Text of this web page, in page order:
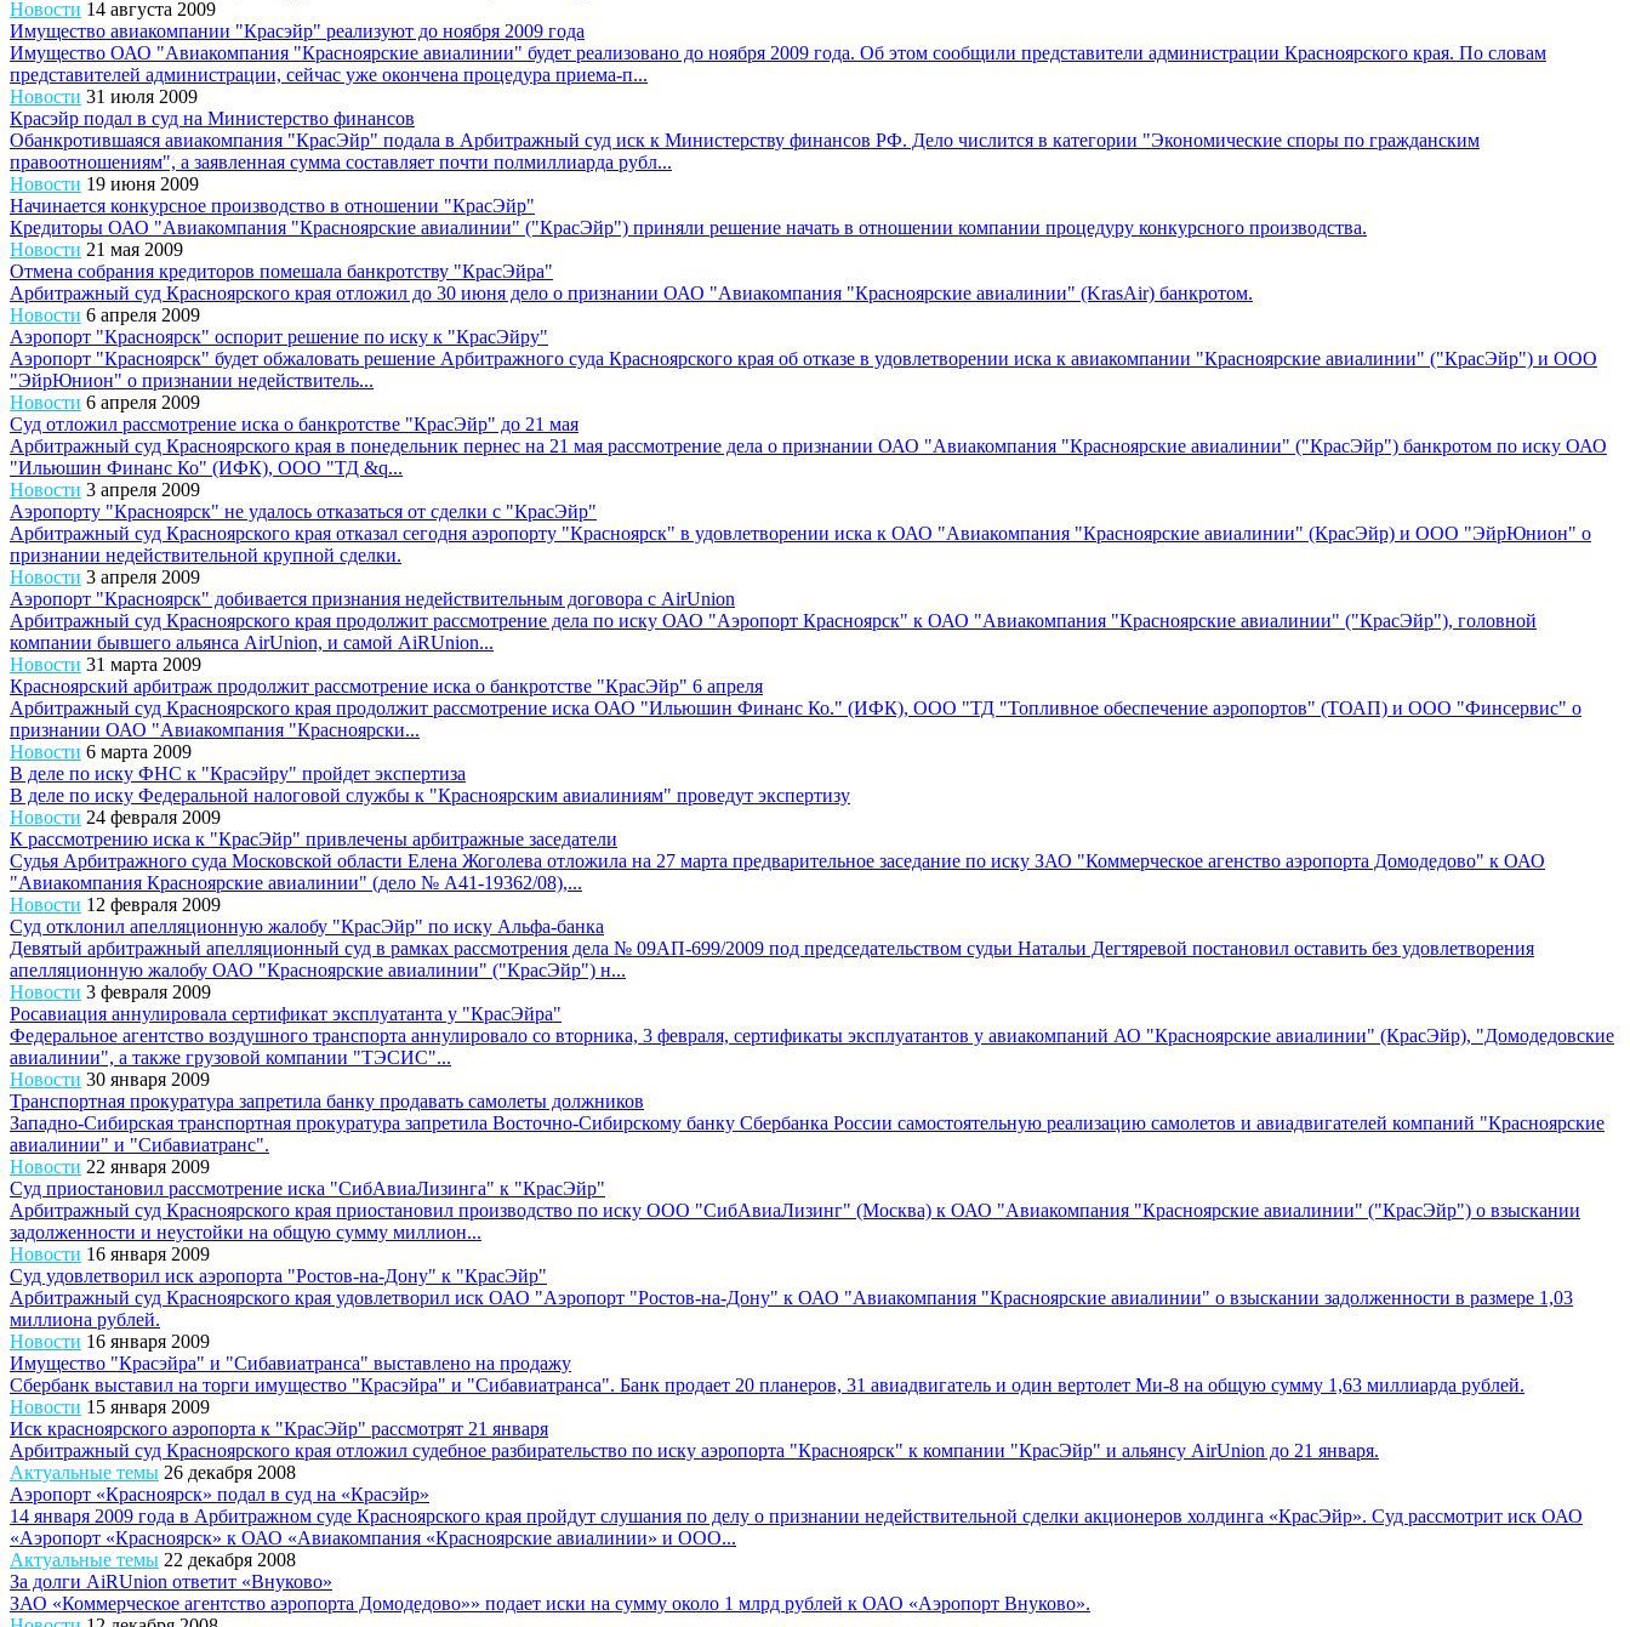
Новости 14 августа 2009
Имущество авиакомпании "Красэйр" реализуют до ноября 2009 года
Имущество ОАО "Авиакомпания "Красноярские авиалинии" будет реализовано до ноября 2009 года. Об этом сообщили представители администрации Красноярского края. По словам
представителей администрации, сейчас уже окончена процедура приема-п...
Новости 31 июля 2009
Красэйр подал в суд на Министерство финансов
Обанкротившаяся авиакомпания "КрасЭйр" подала в Арбитражный суд иск к Министерству финансов РФ. Дело числится в категории "Экономические споры по гражданским
правоотношениям", а заявленная сумма составляет почти полмиллиарда рубл...
Новости 19 июня 2009
Начинается конкурсное производство в отношении "КрасЭйр"
Кредиторы ОАО "Авиакомпания "Красноярские авиалинии" ("КрасЭйр") приняли решение начать в отношении компании процедуру конкурсного производства.
Новости 21 мая 2009
Отмена собрания кредиторов помешала банкротству "КрасЭйра"
Арбитражный суд Красноярского края отложил до 30 июня дело о признании ОАО "Авиакомпания "Красноярские авиалинии" (KrasAir) банкротом.
Новости 6 апреля 2009
Аэропорт "Красноярск" оспорит решение по иску к "КрасЭйру"
Аэропорт "Красноярск" будет обжаловать решение Арбитражного суда Красноярского края об отказе в удовлетворении иска к авиакомпании "Красноярские авиалинии" ("КрасЭйр") и ООО
"ЭйрЮнион" о признании недействитель...
Новости 6 апреля 2009
Суд отложил рассмотрение иска о банкротстве "КрасЭйр" до 21 мая
Арбитражный суд Красноярского края в понедельник пернес на 21 мая рассмотрение дела о признании ОАО "Авиакомпания "Красноярские авиалинии" ("КрасЭйр") банкротом по иску ОАО
"Ильюшин Финанс Ко" (ИФК), ООО "ТД &q...
Новости 3 апреля 2009
Аэропорту "Красноярск" не удалось отказаться от сделки с "КрасЭйр"
Арбитражный суд Красноярского края отказал сегодня аэропорту "Красноярск" в удовлетворении иска к ОАО "Авиакомпания "Красноярские авиалинии" (КрасЭйр) и ООО "ЭйрЮнион" о
признании недействительной крупной сделки.
Новости 3 апреля 2009
Аэропорт "Красноярск" добивается признания недействительным договора с AirUnion
Арбитражный суд Красноярского края продолжит рассмотрение дела по иску ОАО "Аэропорт Красноярск" к ОАО "Авиакомпания "Красноярские авиалинии" ("КрасЭйр"), головной
компании бывшего альянса AirUnion, и самой AiRUnion...
Новости 31 марта 2009
Красноярский арбитраж продолжит рассмотрение иска о банкротстве "КрасЭйр" 6 апреля
Арбитражный суд Красноярского края продолжит рассмотрение иска ОАО "Ильюшин Финанс Ко." (ИФК), ООО "ТД "Топливное обеспечение аэропортов" (ТОАП) и ООО "Финсервис" о
признании ОАО "Авиакомпания "Красноярски...
Новости 6 марта 2009
В деле по иску ФНС к "Красэйру" пройдет экспертиза
В деле по иску Федеральной налоговой службы к "Красноярским авиалиниям" проведут экспертизу
Новости 24 февраля 2009
К рассмотрению иска к "КрасЭйр" привлечены арбитражные заседатели
Судья Арбитражного суда Московской области Елена Жоголева отложила на 27 марта предварительное заседание по иску ЗАО "Коммерческое агенство аэропорта Домодедово" к ОАО
"Авиакомпания Красноярские авиалинии" (дело № А41-19362/08),...
Новости 12 февраля 2009
Суд отклонил апелляционную жалобу "КрасЭйр" по иску Альфа-банка
Девятый арбитражный апелляционный суд в рамках рассмотрения дела № 09АП-699/2009 под председательством судьи Натальи Дегтяревой постановил оставить без удовлетворения
апелляционную жалобу ОАО "Красноярские авиалинии" ("КрасЭйр") н...
Новости 3 февраля 2009
Росавиация аннулировала сертификат эксплуатанта у "КрасЭйра"
Федеральное агентство воздушного транспорта аннулировало со вторника, 3 февраля, сертификаты эксплуатантов у авиакомпаний АО "Красноярские авиалинии" (КрасЭйр), "Домодедовские
авиалинии", а также грузовой компании "ТЭСИС"...
Новости 30 января 2009
Транспортная прокуратура запретила банку продавать самолеты должников
Западно-Сибирская транспортная прокуратура запретила Восточно-Сибирскому банку Сбербанка России самостоятельную реализацию самолетов и авиадвигателей компаний "Красноярские
авиалинии" и "Сибавиатранс".
Новости 22 января 2009
Суд приостановил рассмотрение иска "СибАвиаЛизинга" к "КрасЭйр"
Арбитражный суд Красноярского края приостановил производство по иску ООО "СибАвиаЛизинг" (Москва) к ОАО "Авиакомпания "Красноярские авиалинии" ("КрасЭйр") о взыскании
задолженности и неустойки на общую сумму миллион...
Новости 16 января 2009
Суд удовлетворил иск аэропорта "Ростов-на-Дону" к "КрасЭйр"
Арбитражный суд Красноярского края удовлетворил иск ОАО "Аэропорт "Ростов-на-Дону" к ОАО "Авиакомпания "Красноярские авиалинии" о взыскании задолженности в размере 1,03
миллиона рублей.
Новости 16 января 2009
Имущество "Красэйра" и "Сибавиатранса" выставлено на продажу
Сбербанк выставил на торги имущество "Красэйра" и "Сибавиатранса". Банк продает 20 планеров, 31 авиадвигатель и один вертолет Ми-8 на общую сумму 1,63 миллиарда рублей.
Новости 15 января 2009
Иск красноярского аэропорта к "КрасЭйр" рассмотрят 21 января
Арбитражный суд Красноярского края отложил судебное разбирательство по иску аэропорта "Красноярск" к компании "КрасЭйр" и альянсу AirUnion до 21 января.
Актуальные темы 26 декабря 2008
Аэропорт «Красноярск» подал в суд на «Красэйр»
14 января 2009 года в Арбитражном суде Красноярского края пройдут слушания по делу о признании недействительной сделки акционеров холдинга «КрасЭйр». Суд рассмотрит иск ОАО
«Аэропорт «Красноярск» к ОАО «Авиакомпания «Красноярские авиалинии» и ООО...
Актуальные темы 22 декабря 2008
За долги AiRUnion ответит «Внуково»
ЗАО «Коммерческое агентство аэропорта Домодедово»» подает иски на сумму около 1 млрд рублей к ОАО «Аэропорт Внуково».